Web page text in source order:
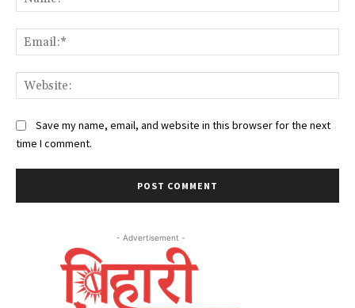
Save my name, email, and website in this browser for the next
time I comment.
- Advertisement -